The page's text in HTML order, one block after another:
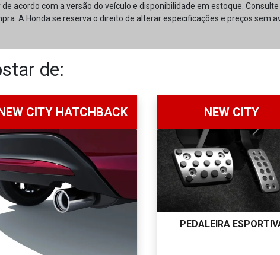
acordo com a versão do veículo e disponibilidade em estoque.
A Honda se reserva o direito de alterar especificações e preços sem
de:
CITY HATCHBACK NEW CITY
PEDALEIRA